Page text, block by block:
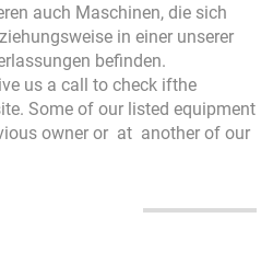
auch Maschinen, die sich
in einer unserer
befinden.
us a call to check ifthe
Some of our listed equipment
owner or at another of our